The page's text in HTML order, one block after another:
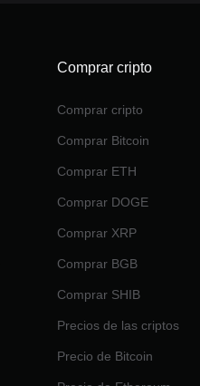
Comprar cripto
Comprar cripto
Comprar Bitcoin
Comprar ETH
Comprar DOGE
Comprar XRP
Comprar BGB
Comprar SHIB
Precios de las criptos
Precio de Bitcoin